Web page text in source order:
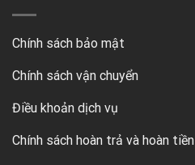
Chính sách bảo mật
Chính sách vận chuyển
Điều khoản dịch vụ
Chính sách hoàn trả và hoàn tiền